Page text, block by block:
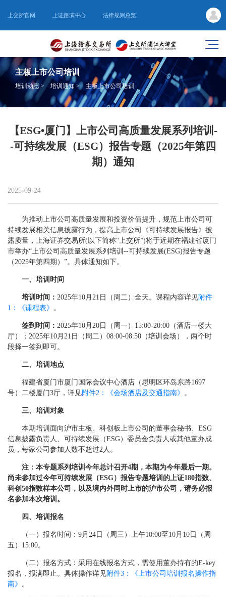
上交所官网 上证路演中心 法律规则总览
主板上市公司培训
培训动态 > 培训通知 > 主板上市公司培训
【ESG•厦门】上市公司高质量发展系列培训-
-可持续发展（ESG）报告专题（2025年第四
期）通知
2025-09-24
为推动上市公司高质量发展和投资价值提升，规范上市公司可
持续发展相关信息披露行为，提高上市公司《可持续发展报告》披
露质量，上海证券交易所(以下简称“上交所”)将于近期在福建省厦门
市举办“上市公司高质量发展系列培训--可持续发展(ESG)报告专题
（2025年第四期）”。具体通知如下。
一、培训时间
培训时间： 2025年10月21日（周二）全天。课程内容详见附件
1：《课程表》 。
签到时间： 2025年10月20日（周一）15:00-20:00（酒店一楼大
厅）；2025年10月21日（周二）08:00-08:50（培训会场），两个时
段择一签到即可。
二、培训地点
福建省厦门市厦门国际会议中心酒店（思明区环岛东路1697
号）二楼厦门3厅，详见附件2：《会场酒店及交通指南》 。
三、培训对象
本期培训面向沪市主板、科创板上市公司的董事会秘书、ESG
信息披露负责人、可持续发展（ESG）委员会负责人或其他董办成
员，每家公司参加人数不超过2人。
注：本专题系列培训今年总计召开4期，本期为今年最后一期。
尚未参加过今年可持续发展（ESG）报告专题培训的上证180指数、
科创50指数样本公司，以及境内外同时上市的沪市公司，请务必报
名参加本次培训。
四、培训报名
（一）报名时间：9月24日（周三）上午10:00至10月10日（周
五）15:00。
（二）报名方式：采用在线报名方式，需使用董办持有的E-key
报名，报满即止。具体操作详见附件3：《上市公司培训报名操作指
南》 。